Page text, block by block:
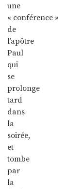
une
« conférence »
de
l’apôtre
Paul
qui
se
prolonge
tard
dans
la
soirée,
et
tombe
par
la